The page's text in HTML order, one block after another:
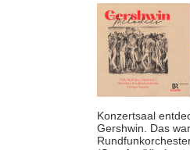
Konzertsaal
Gershwin. Das